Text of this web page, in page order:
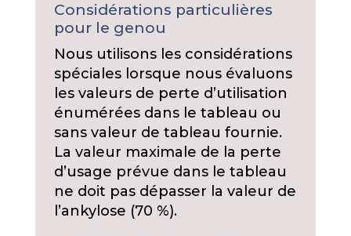
Considérations particulières
pour le genou
Nous utilisons les considérations
spéciales lorsque nous évaluons
les valeurs de perte d’utilisation
énumérées dans le tableau ou
sans valeur de tableau fournie.
La valeur maximale de la perte
d’usage prévue dans le tableau
ne doit pas dépasser la valeur de
l’ankylose (70 %).